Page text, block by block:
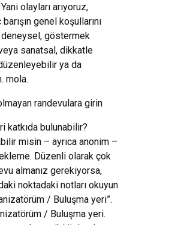
olayları arıyoruz,
genel koşullarını
göstermek
sanatsal, dikkatle
ya da
mola.
​​katkıda bulunabilir?
misin – ayrıca anonim –
Düzenli olarak çok
almanız gerekiyorsa,
noktadaki notları okuyun
/ Buluşma yeri”.
/ Buluşma yeri.